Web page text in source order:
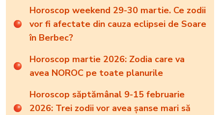
Horoscop weekend 29-30 martie. Ce zodii
vor fi afectate din cauza eclipsei de Soare
în Berbec?
Horoscop martie 2026: Zodia care va
avea NOROC pe toate planurile
Horoscop săptămânal 9-15 februarie
2026: Trei zodii vor avea șanse mari să